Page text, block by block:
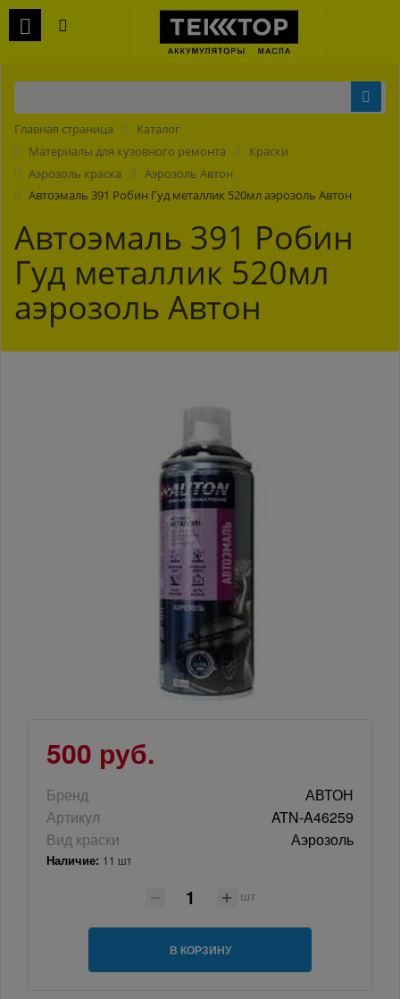
Главная страница
Каталог
Материалы для кузовного ремонта
Краски
Аэрозоль краска
Аэрозоль Автон
Автоэмаль 391 Робин Гуд металлик 520мл аэрозоль Автон
Автоэмаль 391 Робин
Гуд металлик 520мл
аэрозоль Автон
500 руб.
Бренд
АВТОН
Артикул
ATN-A46259
Вид краски
Аэрозоль
Наличие: 11 шт
шт
В КОРЗИНУ